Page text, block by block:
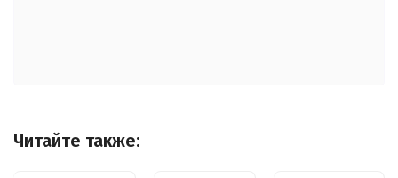
Читайте также: